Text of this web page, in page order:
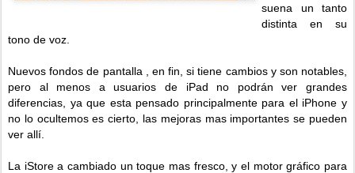
suena un tanto
distinta en su
tono de voz.
Nuevos fondos de pantalla , en fin, si tiene cambios y son notables,
pero al menos a usuarios de iPad no podrán ver grandes
diferencias, ya que esta pensado principalmente para el iPhone y
no lo ocultemos es cierto, las mejoras mas importantes se pueden
ver allí.
La iStore a cambiado un toque mas fresco, y el motor gráfico para